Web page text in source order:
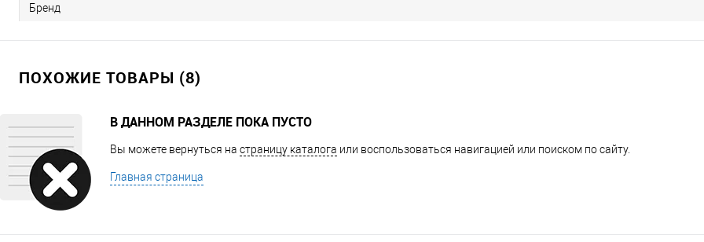
Бренд
ПОХОЖИЕ ТОВАРЫ (8)
В ДАННОМ РАЗДЕЛЕ ПОКА ПУСТО
Вы можете вернуться на страницу каталога или воспользоваться навигацией или поиском по сайту.
Главная страница